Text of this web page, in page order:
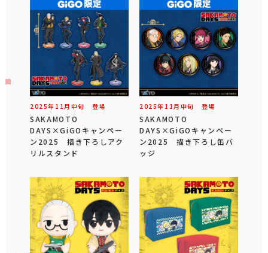
2025年 11 月 中旬 登場
SAKAMOTO
DAYS×GiGOキャンペー
ン2025 描き下ろしアク
リルスタンド
2025年 11 月 中旬 登場
SAKAMOTO
DAYS×GiGOキャンペー
ン2025 描き下ろし缶バ
ッジ